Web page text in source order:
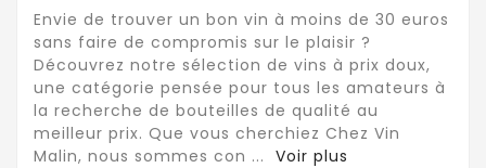
Envie de trouver un bon vin à moins de 30 euros
sans faire de compromis sur le plaisir ?
Découvrez notre sélection de vins à prix doux,
une catégorie pensée pour tous les amateurs à
la recherche de bouteilles de qualité au
meilleur prix. Que vous cherchiez Chez Vin
Malin, nous sommes con ... Voir plus